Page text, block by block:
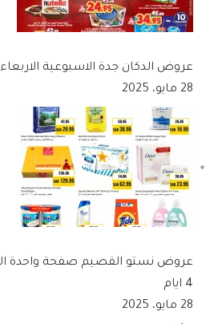
عروض الدكان جدة الاسبوعية الاربعاء 28 مايو 2025 | خربناها
28 مايو، 2025
4 ايام
28 مايو، 2025